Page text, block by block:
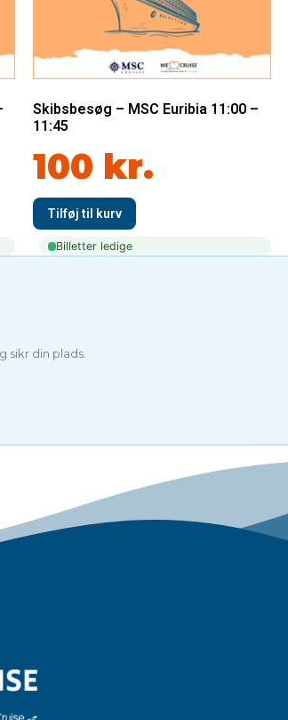
Skibsbesøg – MSC Euribia 11:00 –
11:45
100 kr.
Billetter ledige
sikr din plads.